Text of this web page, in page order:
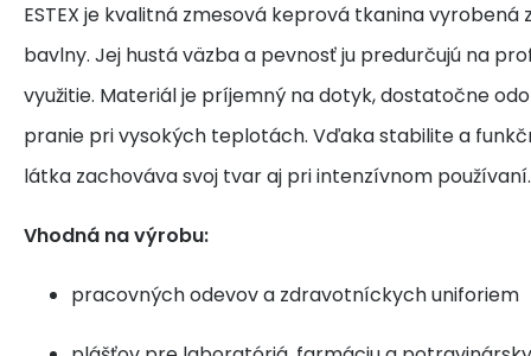
ESTEX je kvalitná zmesová keprová tkanina vyrobená
bavlny. Jej hustá väzba a pevnosť ju predurčujú na
využitie. Materiál je príjemný na dotyk, dostatočne
pranie pri vysokých teplotách. Vďaka stabilite a
látka zachováva svoj tvar aj pri intenzívnom používaní.
Vhodná na výrobu:
pracovných odevov a zdravotníckych uniforiem